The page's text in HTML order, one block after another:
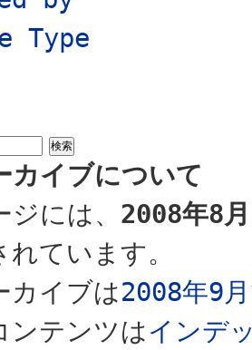
カイブについて
には、 2008年8月
ています。
カイブは2008年9月
ンテンツはインデ